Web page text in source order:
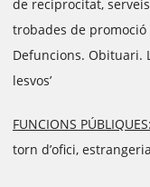
de reciprocitat,
trobades de
Defuncions. Obituari.
lesvos’
FUNCIONS PÚBLIQUES:
torn d’ofici,